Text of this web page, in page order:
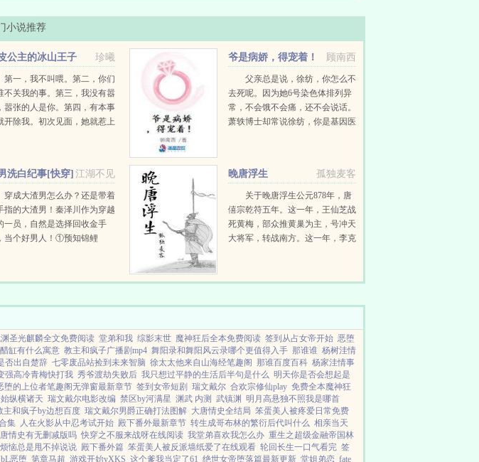
小说推荐
珍曦
公主的冰山王子
第一，我不叫喂。第二，你们
不关我的事。第三，我没有嚣
嚣张的人是你。第四，有本事
开除我。初次见面，她就惹上
顾南西
爷是病娇，得宠着！
父亲总是说，徐纺，你怎么不
去死呢。因为她6号染色体排列异
常，不会饿不会痛，还不会说话。
萧轶博士却常说徐纺，你是基因医
达八十四倍。周边的人...
江湖不见
洗白纪事[快穿]
穿成大渣男怎么办？还是带着
指的大渣男！秦泽川作为穿越
一员，自然是选择回收金手
当个好男人！①预知锦鲤
恩人！ 秦泽川我...
孤独麦客
晚唐浮生
关于晚唐浮生公元878年，唐
僖宗乾符五年。这一年，王仙芝战
死黄梅，部众推黄巢为主，号冲天
大将军，转战南方。这一年，李克
年，江南盗贼蜂起，连陷州郡。这
圣光麒麟全文免费阅读 堂弟和我 综影末世 魔神狂后全本免费阅读 签到从占女帝开始 恶堕
醋缸有什么寓意 教主和疯子广播剧mp4 舞阳录和舞阳风云录哪个更值得入手 那谁谁 杨树洼情
否出自楚辞 七零废品站捡到未来智脑 徐太太他来自山海经笔趣阁 那谁百度百科 杨家洼情事
强高冷青梅快打我 秀爷渡劫失败后 我只想过平静的生活后半句是什么 明天你是否会想起是
堕的上位者笔趣阁无弹窗最新章节 签到女帝短剧 瑞文戴尔 合欢宗修仙play 免费全本魔神狂
纵横诸天 瑞文戴尔电影改编 禁区by河满星 渊武 内测 武镇渊 明月高悬独不照我是哪首
主和疯子by边想百度 瑞文戴尔男爵正确打法图解 大唐情史全结局 笨蛋美人被疼爱日常免费
集 人在火影从中忍考试开始 殿下番外最新章节 转生成哥布林的繁衍后代叫什么 相亲当天
情史有无删减版吗 快穿之不服来战呀在线阅读 我堂弟喜欢我怎么办 重生之超级金融帝国林
恼总是甩不掉说说 殿下番外篇 笨蛋美人被反派墙纸爱了在线观看 轮回长生一口气看完 签
bL恶堕 第章马超 游戏开始yXKS 这个爹我当定了61 绝世女帝堕落篇最新更新 堂姐弟恋 fate